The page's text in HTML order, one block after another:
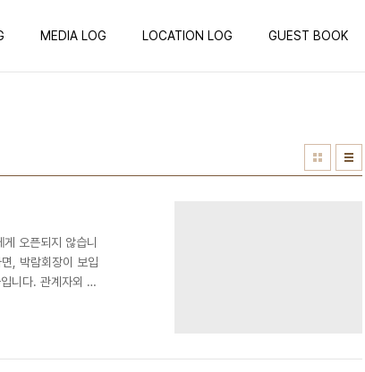
MEDIA LOG LOCATION LOG GUEST BOOK
오픈되지 않습니
, 박람회장이 보입
니다. 관계자외 일